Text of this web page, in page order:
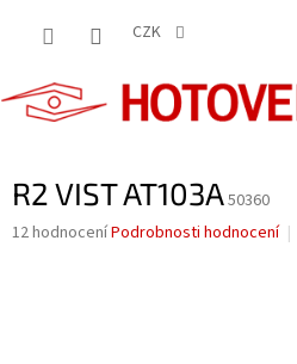
CZK
R2 VIST AT103A 50360
Průměrné
12 hodnoceníPodrobnosti hodnocení